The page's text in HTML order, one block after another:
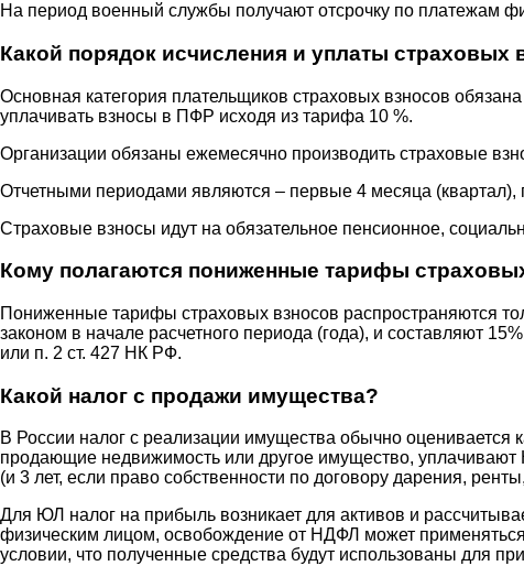
На период военный службы получают отсрочку по платежам
Какой порядок исчисления и уплаты страховых
Основная категория плательщиков страховых взносов
уплачивать взносы в ПФР исходя из тарифа 10 %.
Организации обязаны ежемесячно производить страховые
Отчетными периодами являются – первые 4 месяца (квартал),
Страховые взносы идут на обязательное пенсионное,
Кому полагаются пониженные тарифы
Пониженные тарифы страховых взносов распространяются
законом в начале расчетного периода (года), и составляют
или п. 2 ст. 427 НК РФ.
Какой налог с продажи имущества?
В России налог с реализации имущества обычно
продающие недвижимость или другое имущество,
(и 3 лет, если право собственности по договору дарения,
Для ЮЛ налог на прибыль возникает для активов и
физическим лицом, освобождение от НДФЛ может
условии, что полученные средства будут использованы для